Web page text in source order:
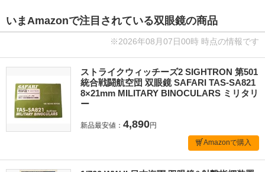
いまAmazonで注目されている双眼鏡の商品
※2026年08月07日00時 時点の情報です
ストライクウィッチーズ2 SIGHTRON 第501
統合戦闘航空団 双眼鏡 SAFARI TAS-SA821
8×21mm MILITARY BINOCULARS ミリタリ
ー
新品最安値： 4,890円
Amazonで購入